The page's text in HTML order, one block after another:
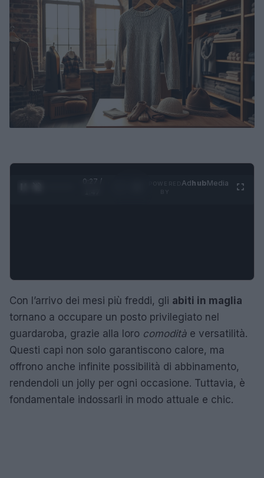
0:28 /
AdhubMedia
Con l’arrivo dei mesi più freddi, gli abiti in maglia
tornano a occupare un posto privilegiato nel
guardaroba, grazie alla loro comodità e versatilità.
Questi capi non solo garantiscono calore, ma
offrono anche infinite possibilità di abbinamento,
rendendoli un jolly per ogni occasione. Tuttavia, è
fondamentale indossarli in modo attuale e chic.